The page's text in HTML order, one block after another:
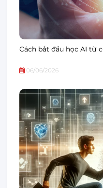
Cách bắt đầu học AI từ
06/06/2026